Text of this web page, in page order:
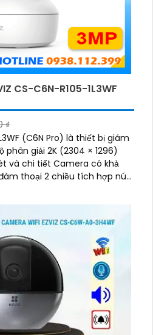
CS-C6N-R105-1L3WF
₫
(C6N Pro) là thiết bị giám
giải 2K (2304 × 1296)
và chi tiết Camera có khả
thoại 2 chiều tích hợp nút
trang bị công nghệ phát
tăng cường an ninh cho
Camera quan sát Wifi Không
3